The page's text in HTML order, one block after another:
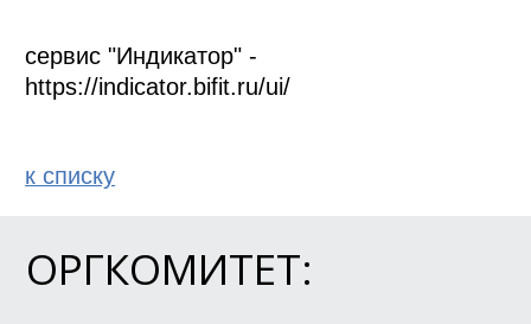
ОРГКОМИТЕТ:
сервис "Индикатор" -
https://indicator.bifit.ru/ui/
к спиcку